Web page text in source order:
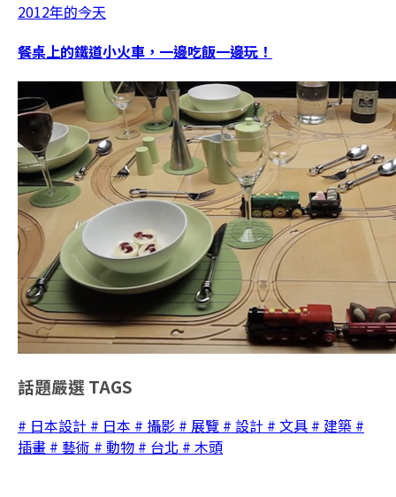
2012年的今天
餐桌上的鐵道小火車，一邊吃飯一邊玩！
話題嚴選 TAGS
# 日本設計 # 日本 # 攝影 # 展覽 # 設計 # 文具 # 建築 #
插畫 # 藝術 # 動物 # 台北 # 木頭